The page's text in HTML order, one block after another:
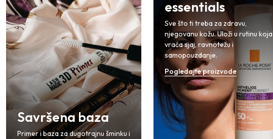
Savršena baza
Primer i baza za dugotrajnu šminku i
essentials
Sve što ti treba za zdravu,
njegovanu kožu. Uloži u rutinu koja
vraća sjaj, ravnotežu i
samopouzdanje.
Pogledajte proizvode